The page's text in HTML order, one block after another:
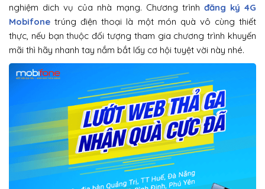
nghiệm dich vụ của nhà mạng. Chương trình đăng ký 4G
Mobifone trúng điện thoại là một món quà vô cùng thiết
thực, nếu bạn thuộc đối tượng tham gia chương trình khuyến
mãi thì hãy nhanh tay nắm bắt lấy cơ hội tuyệt vời này nhé.